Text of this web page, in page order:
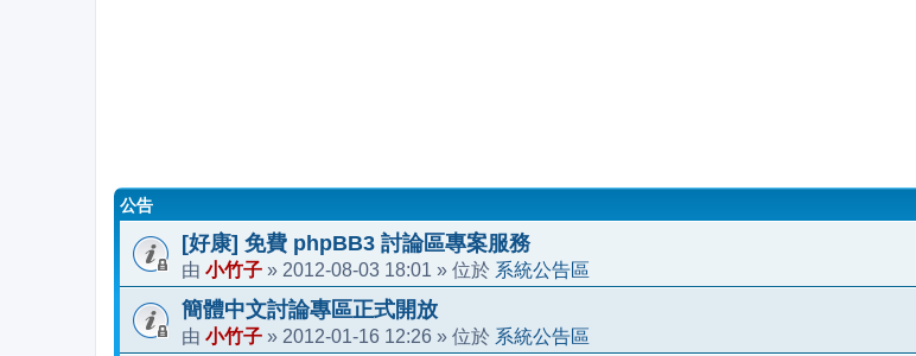
公告
[好康] 免費 phpBB3 討論區專案服務
由 小竹子 » 2012-08-03 18:01 » 位於 系統公告區
簡體中文討論專區正式開放
由 小竹子 » 2012-01-16 12:26 » 位於 系統公告區